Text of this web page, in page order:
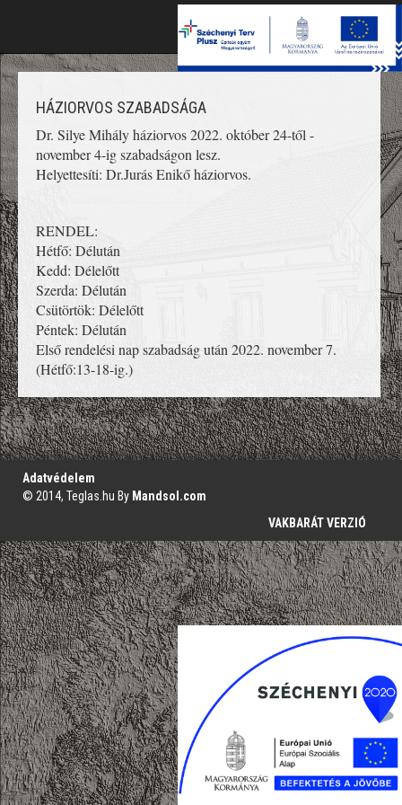
HÁZIORVOS SZABADSÁGA
Dr. Silye Mihály háziorvos 2022. október 24-től -
november 4-ig szabadságon lesz.
Helyettesíti: Dr.Jurás Enikő háziorvos.
RENDEL:
Hétfő: Délután
Kedd: Délelőtt
Szerda: Délután
Csütörtök: Délelőtt
Péntek: Délután
Első rendelési nap szabadság után 2022. november 7.
(Hétfő:13-18-ig.)
';
Adatvédelem
© 2014, Teglas.hu By Mandsol.com
VAKBARÁT VERZIÓ